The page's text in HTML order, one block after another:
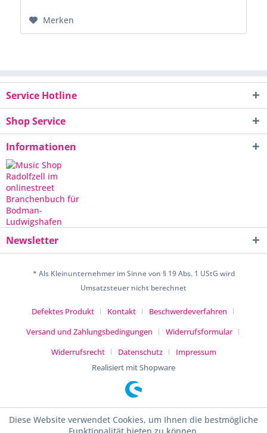
Merken
Service Hotline
Shop Service
Informationen
Newsletter
* Als Kleinunternehmer im Sinne von § 19 Abs. 1 UStG wird
Umsatzsteuer nicht berechnet
Defektes Produkt Kontakt
Beschwerdeverfahren
Versand und Zahlungsbedingungen
Widerrufsformular
Widerrufsrecht
Datenschutz
Impressum
Realisiert mit Shopware
Diese Website verwendet Cookies, um Ihnen die bestmögliche